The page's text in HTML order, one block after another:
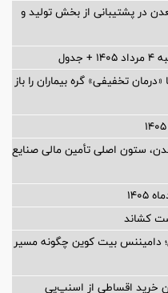
در پشتیبانی از بخش تولید و
تخفیفی» گره بیماران را باز
ستون اصلی تأمین مالی صنایع
کشاند
دامیننس بیت کوین چگونه مسیر
خرید اقساطی از اسنپ‌پی